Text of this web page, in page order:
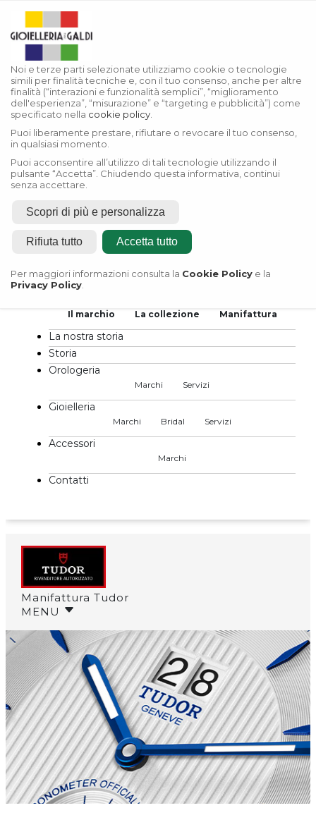
Home
Rivenditore Autorizzato
Rolex
Rivenditore Autorizzato
Il marchio La collezione Manifattura
La nostra storia
Storia
Orologeria
Marchi Servizi
Gioielleria
Marchi Bridal Servizi
Accessori
Marchi
Contatti
Manifattura Tudor
MENU
Noi e terze parti selezionate utilizziamo cookie o tecnologie
simili per finalità tecniche e, con il tuo consenso, anche per altre
finalità (“interazioni e funzionalità semplici”, “miglioramento
dell'esperienza”, “misurazione” e “targeting e pubblicità”) come
specificato nella cookie policy
Puoi liberamente prestare, rifiutare o revocare il tuo consenso,
in qualsiasi momento.
Puoi acconsentire all’utilizzo di tali tecnologie utilizzando il
pulsante “Accetta”. Chiudendo questa informativa, continui
senza accettare.
Scopri di più e personalizza
Rifiuta tutto Accetta tutto
Per maggiori informazioni consulta la Cookie Policy e la
Privacy Policy